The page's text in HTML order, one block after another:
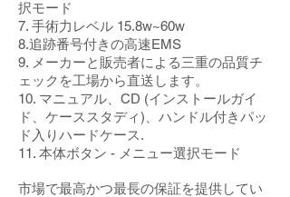
択モード
7. 手術力レベル 15.8w~60w
8.追跡番号付きの高速EMS
9. メーカーと販売者による三重の品質チ
ェックを工場から直送します。
10. マニュアル、CD (インストールガイ
ド、ケーススタディ)、ハンドル付きパッ
ド入りハードケース.
11. 本体ボタン - メニュー選択モード
市場で最高かつ最長の保証を提供してい